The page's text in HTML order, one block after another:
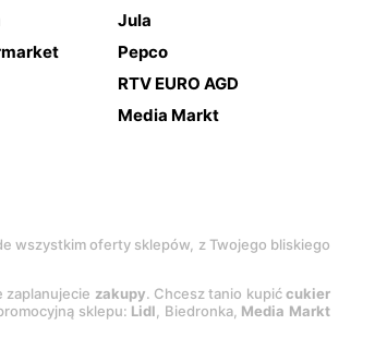
Jula
Pepco
RTV EURO AGD
Media Markt
wszystkim oferty sklepów, z Twojego bliskiego
zaplanujecie zakupy. Chcesz tanio kupićcukier
sklepu: Lidl, Biedronka, Media Markt